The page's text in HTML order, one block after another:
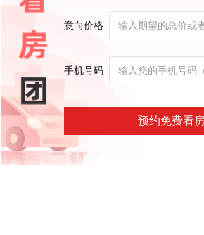
意向价格
手机号码
预约免费看